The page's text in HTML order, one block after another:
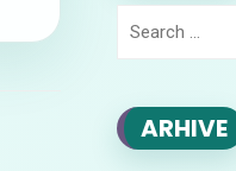
ARHIVE